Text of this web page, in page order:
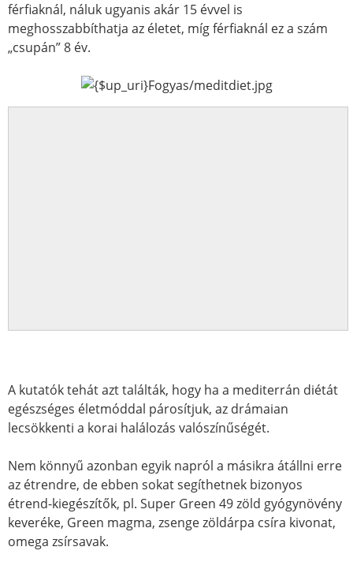
férfiaknál, náluk ugyanis akár 15 évvel is
meghosszabbíthatja az életet, míg férfiaknál ez a szám
„csupán” 8 év.
A kutatók tehát azt találták, hogy ha a mediterrán diétát
egészséges életmóddal párosítjuk, az drámaian
lecsökkenti a korai halálozás valószínűségét.
Nem könnyű azonban egyik napról a másikra átállni erre
az étrendre, de ebben sokat segíthetnek bizonyos
étrend-kiegészítők, pl. Super Green 49 zöld gyógynövény
keveréke, Green magma, zsenge zöldárpa csíra kivonat,
omega zsírsavak.